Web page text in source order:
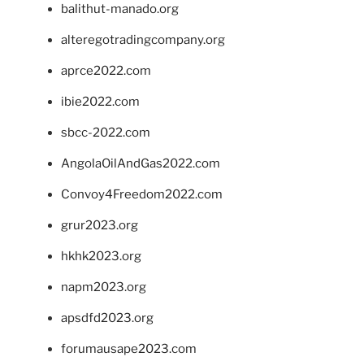
balithut-manado.org
alteregotradingcompany.org
aprce2022.com
ibie2022.com
sbcc-2022.com
AngolaOilAndGas2022.com
Convoy4Freedom2022.com
grur2023.org
hkhk2023.org
napm2023.org
apsdfd2023.org
forumausape2023.com